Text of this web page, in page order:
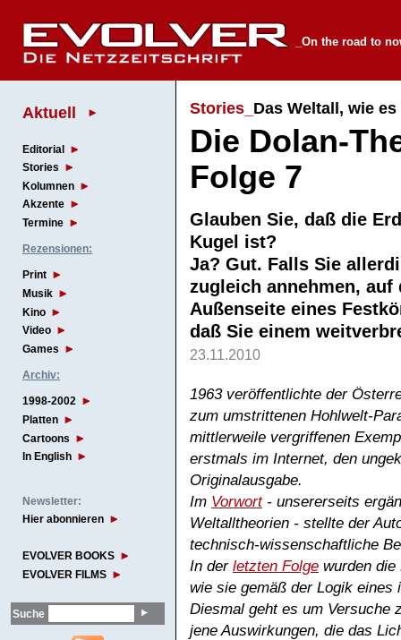
_On the road to
Aktuell
Editorial
Stories
Kolumnen
Akzente
Termine
Rezensionen:
Print
Musik
Kino
Video
Games
Archiv:
1998-2002
Platten
Cartoons
In English
Newsletter:
Hier abonnieren
EVOLVER BOOKS
EVOLVER FILMS
Suche
Stories_ Das Weltall, wie
Die Dolan-
Folge 7
Glauben Sie, daß die
Kugel ist?
Ja? Gut. Falls Sie
zugleich annehmen, auf
Außenseite eines
daß Sie einem
23.11.2010
1963 veröffentlichte der
zum umstrittenen Hohlwelt-
mittlerweile vergriffenen
erstmals im Internet, den
Originalausgabe.
Im Vorwort- unsererseits
Weltalltheorien - stellte der
technisch-wissenschaftliche
In der letzten Folge wurden die
wie sie gemäß der Logik eines
Diesmal geht es um Versuche
jene Auswirkungen, die das